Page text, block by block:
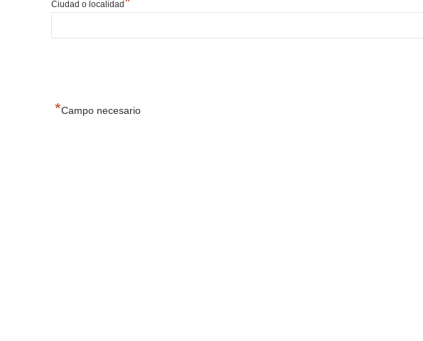
Ciudad o localidad
*Campo necesario